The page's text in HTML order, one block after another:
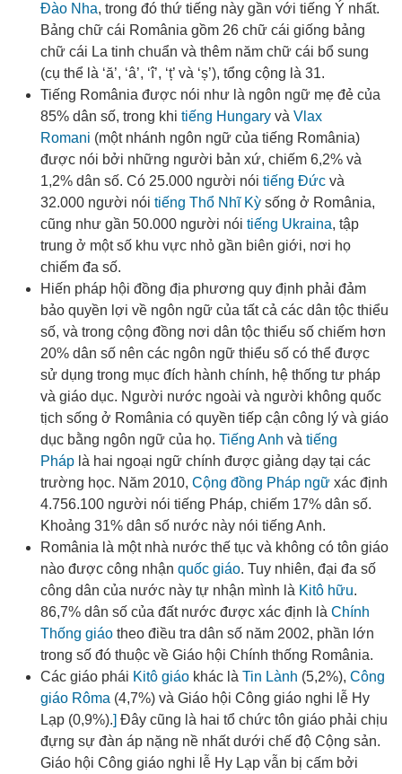
Đào Nha, trong đó thứ tiếng này gần với tiếng Ý nhất.
Bảng chữ cái România gồm 26 chữ cái giống bảng
chữ cái La tinh chuẩn và thêm năm chữ cái bổ sung
(cụ thể là ‘ă’, ‘â’, ‘î’, ‘ț’ và ‘ș’), tổng cộng là 31.
Tiếng România được nói như là ngôn ngữ mẹ đẻ của
85% dân số, trong khi tiếng Hungary và Vlax
Romani (một nhánh ngôn ngữ của tiếng România)
được nói bởi những người bản xứ, chiếm 6,2% và
1,2% dân số. Có 25.000 người nói tiếng Đức và
32.000 người nói tiếng Thổ Nhĩ Kỳ sống ở România,
cũng như gần 50.000 người nói tiếng Ukraina, tập
trung ở một số khu vực nhỏ gần biên giới, nơi họ
chiếm đa số.
Hiến pháp hội đồng địa phương quy định phải đảm
bảo quyền lợi về ngôn ngữ của tất cả các dân tộc thiểu
số, và trong cộng đồng nơi dân tộc thiểu số chiếm hơn
20% dân số nên các ngôn ngữ thiểu số có thể được
sử dụng trong mục đích hành chính, hệ thống tư pháp
và giáo dục. Người nước ngoài và người không quốc
tịch sống ở România có quyền tiếp cận công lý và giáo
dục bằng ngôn ngữ của họ. Tiếng Anh và tiếng
Pháp là hai ngoại ngữ chính được giảng dạy tại các
trường học. Năm 2010, Cộng đồng Pháp ngữ xác định
4.756.100 người nói tiếng Pháp, chiếm 17% dân số.
Khoảng 31% dân số nước này nói tiếng Anh.
România là một nhà nước thế tục và không có tôn giáo
nào được công nhận quốc giáo. Tuy nhiên, đại đa số
công dân của nước này tự nhận mình là Kitô hữu.
86,7% dân số của đất nước được xác định là Chính
Thống giáo theo điều tra dân số năm 2002, phần lớn
trong số đó thuộc về Giáo hội Chính thống România.
Các giáo phái Kitô giáo khác là Tin Lành (5,2%), Công
giáo Rôma (4,7%) và Giáo hội Công giáo nghi lễ Hy
Lạp (0,9%).] Đây cũng là hai tổ chức tôn giáo phải chịu
đựng sự đàn áp nặng nề nhất dưới chế độ Cộng sản.
Giáo hội Công giáo nghi lễ Hy Lạp vẫn bị cấm bởi